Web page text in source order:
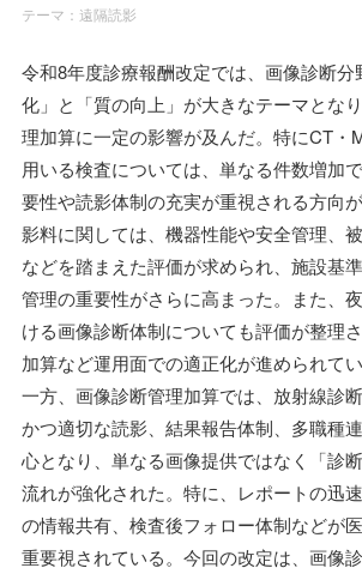
テーマ： 遠隔読影
令和8年度診療報酬改定では、画像診断分
化」と「質の向上」が大きなテーマとな
理加算に一定の影響が及んだ。特にCT・
用いる検査については、単なる件数増加
要性や読影体制の充実が重視される方向
影料に関しては、機器性能や安全管理、
などを踏まえた評価が求められ、施設基
管理の重要性がさらに高まった。また、
ける画像診断体制についても評価が整理
加算など運用面での適正化が進められてい
一方、画像診断管理加算では、放射線診
かつ適切な読影、結果報告体制、多職種
心となり、単なる画像提供ではなく「診
流れが強化された。特に、レポートの迅
の情報共有、検査後フォロー体制などが
重要視されている。今回の改定は、画像